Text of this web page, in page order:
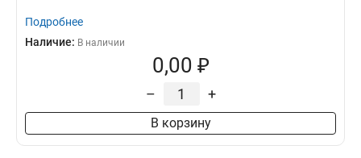
Подробнее
Наличие: В наличии
0,00 ₽
– +
В корзину